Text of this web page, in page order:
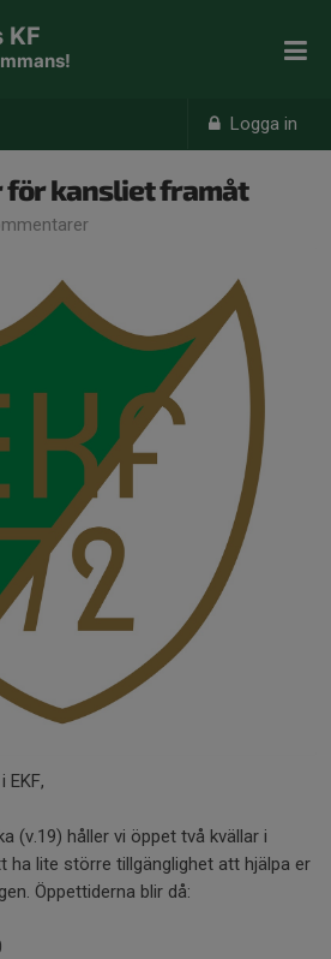
Logga in
KF
för kansliet framåt
EKF,
(v.19) håller vi öppet två kvällar i
ha lite större tillgänglighet att hjälpa er
Öppettiderna blir då: